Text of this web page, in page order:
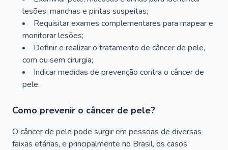
lesões, manchas e pintas suspeitas;
Requisitar exames complementares para mapear e
monitorar lesões;
Definir e realizar o tratamento de câncer de pele,
com ou sem cirurgia;
Indicar medidas de prevenção contra o câncer de
pele.
Como prevenir o câncer de pele?
O câncer de pele pode surgir em pessoas de diversas
faixas etárias, e principalmente no Brasil, os casos